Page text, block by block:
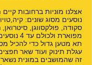
אצלנו מוניות ברחובות
נוסעים מסוג שונים:
סקודה, פולקסווגן,
מפוארת
תא מטען גדול כדי להכיל
עגלת תינוק ועוד שאר
זה שהמושבים במונית